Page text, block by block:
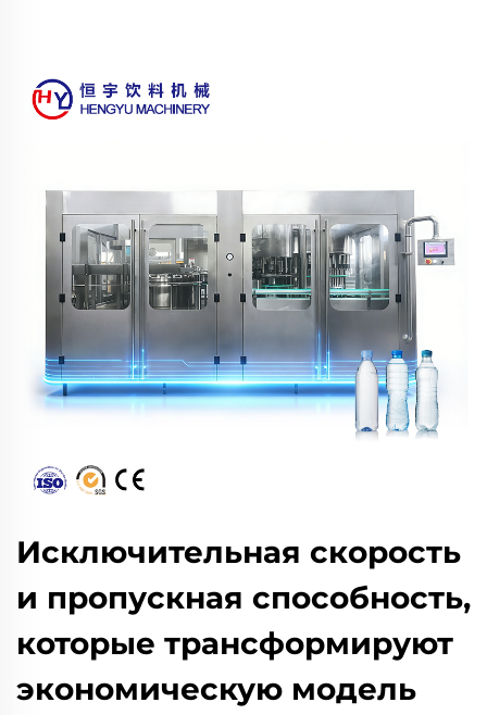
Исключительная скорость
и пропускная способность,
которые трансформируют
экономическую модель